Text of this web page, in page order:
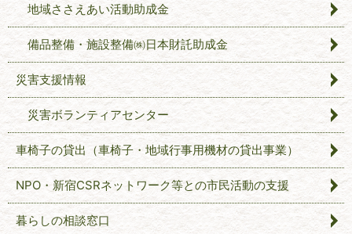
地域ささえあい活動助成金
備品整備・施設整備㈱日本財託助成金
災害支援情報
災害ボランティアセンター
車椅子の貸出（車椅子・地域行事用機材の貸出事業）
NPO・新宿CSRネットワーク等との市民活動の支援
暮らしの相談窓口